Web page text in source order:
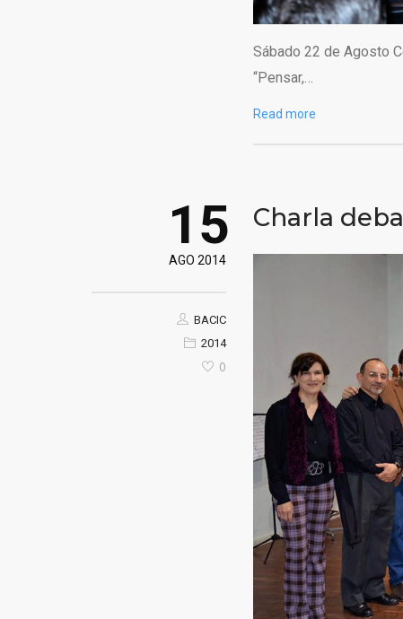
Sábado 22 de Agosto
“Pensar,…
Read more
15
AGO 2014
BACIC
2014
0
Charla